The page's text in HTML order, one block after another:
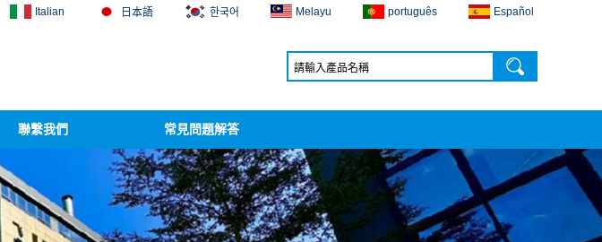
Italian 日本語 한국어 Melayu português Español
聯繫我們 常見問題解答